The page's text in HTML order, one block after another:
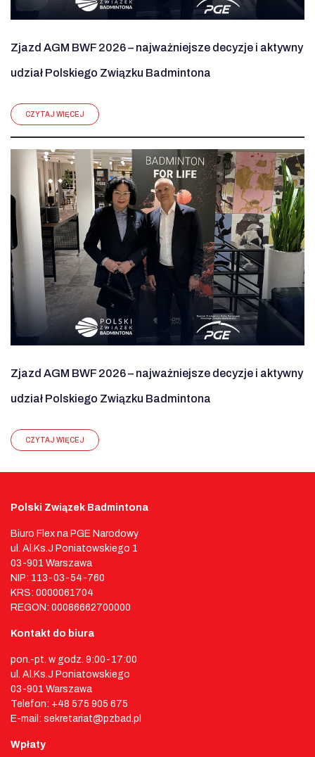
Zjazd AGM BWF 2026 – najważniejsze decyzje i aktywny
udział Polskiego Związku Badmintona
CZYTAJ WIĘCEJ
Zjazd AGM BWF 2026 – najważniejsze decyzje i aktywny
udział Polskiego Związku Badmintona
CZYTAJ WIĘCEJ
Polski Związek Badmintona
Biuro Flex na PGE Narodowy
ul. Al.Ks.J Poniatowskiego 1
03-901 Warszawa
NIP: 113-03-54-760
KRS: 0000061704
REGON: 00086662700000
Kontakt do biura
pon.-pt. w godz. 9:00-17:00
ul. Al.Ks.J Poniatowskiego
03-901 Warszawa
Telefon: +48 575 905 675
E-mail: sekretariat@pzbad.pl
Wpłaty